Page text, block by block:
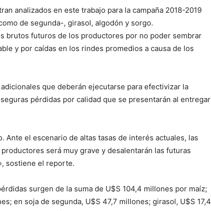
analizados en este trabajo para la campaña 2018-2019
de segunda-, girasol, algodón y sorgo.
brutos futuros de los productores por no poder sembrar
y por caídas en los rindes promedios a causa de los
que deberán ejecutarse para efectivizar la
pérdidas por calidad que se presentarán al entregar
Ante el escenario de altas tasas de interés actuales, las
será muy grave y desalentarán las futuras
sostiene el reporte.
surgen de la suma de U$S 104,4 millones por maíz;
en soja de segunda, U$S 47,7 millones; girasol, U$S 17,4